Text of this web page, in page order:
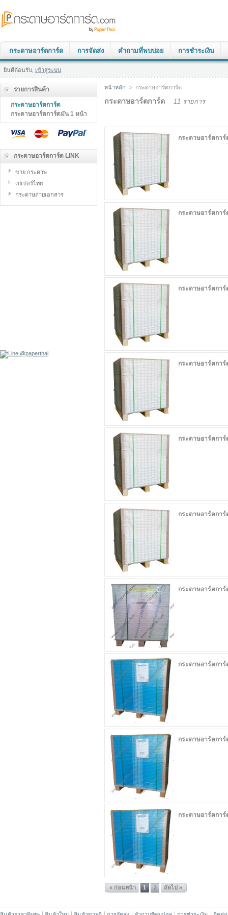
กระดาษอาร์ตการ์ด การจัดส่ง คำถามที่พบบ่อย การชำระเงิน
ยินดีต้อนรับ, เข้าสู่ระบบ
รายการสินค้า
กระดาษอาร์ตการ์ด
กระดาษอาร์ตการ์ดมัน 1 หน้า
กระดาษอาร์ตการ์ด LINK
ขาย กระดาษ
เปเปอร์ไทย
กระดาษถ่ายเอกสาร
หน้าหลัก > กระดาษอาร์ตการ์ด
กระดาษอาร์ตการ์ด 11 รายการ
กระดาษอาร์ตการ์
กระดาษอาร์ตการ์
กระดาษอาร์ตการ์
กระดาษอาร์ตการ์
กระดาษอาร์ตการ์
กระดาษอาร์ตการ์
กระดาษอาร์ตกา
กระดาษอาร์ตกา
กระดาษอาร์ตกา
กระดาษอาร์ตกา
« ก่อนหน้า 1 2 ถัดไป »